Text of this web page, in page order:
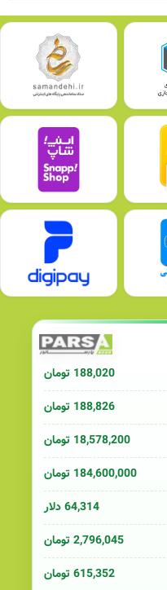
188,020 تومان
188,826 تومان
18,578,200 تومان
184,600,000 تومان
64,314 دلار
2,796,045 تومان
615,352 تومان